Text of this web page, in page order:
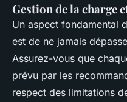
Gestion de la charge
Un aspect fondamental
est de ne jamais
Assurez-vous que
prévu par les
respect des limitations